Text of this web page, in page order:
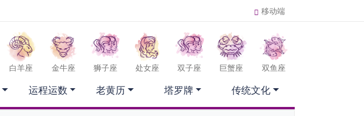
移动端
白羊座 金牛座 狮子座 处女座 双子座 巨蟹座 双鱼座
运程运数 老黄历 塔罗牌 传统文化